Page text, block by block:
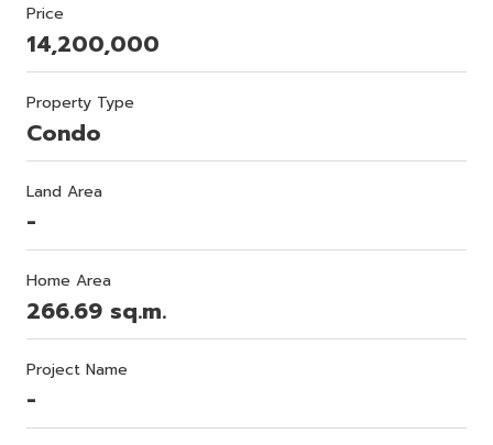
Price
14,200,000
Property Type
Condo
Land Area
-
Home Area
266.69 sq.m.
Project Name
-